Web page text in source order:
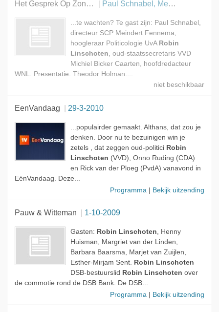
Het Gesprek Op Zondag Paul Schnabel, Meindert Fennema, Robin Linschoten en Michiel Bicker Caarten
...te wachten? Te gast zijn: Paul Schnabel,
directeur SCP Meindert Fennema,
hoogleraar Politicologie UvA Robin
Linschoten, oud-staatssecretaris VVD
Michiel Bicker Caarten, hoofdredacteur
WNL. Presentatie: Theodor Holman....
EenVandaag 29-3-2010
...populairder gemaakt. Althans, dat zou je
denken. Door nu te bezuinigen win je
zetels , dat zeggen oud-politici Robin
Linschoten (VVD), Onno Ruding (CDA)
en Rick van der Ploeg (PvdA) vanavond in
EénVandaag. Deze...
Programma
Bekijk uitzending
Pauw & Witteman 1-10-2009
Gasten: Robin Linschoten, Henny
Huisman, Margriet van der Linden,
Barbara Baarsma, Marjet van Zuijlen,
Esther-Mirjam Sent. Robin Linschoten
DSB-bestuurslid Robin Linschoten over
de commotie rond de DSB Bank. De DSB...
Programma
Bekijk uitzending